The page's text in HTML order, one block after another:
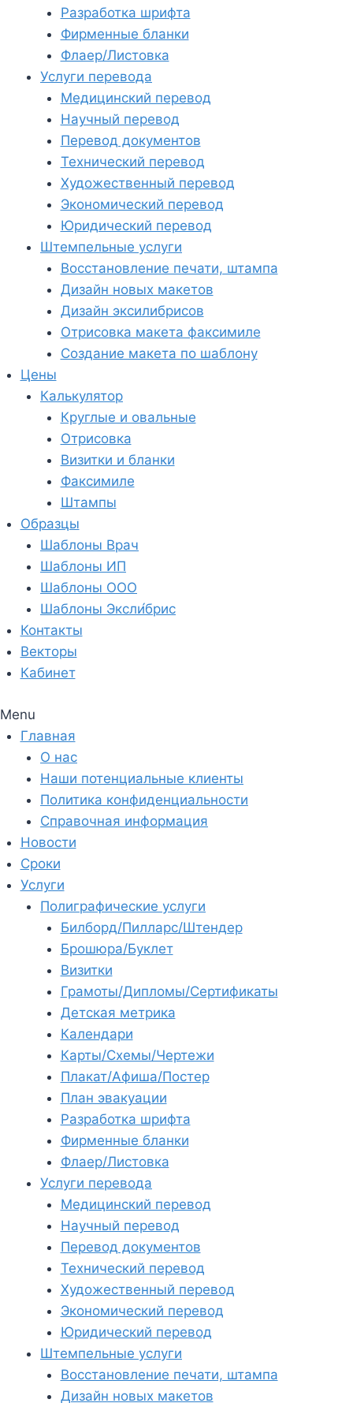
Разработка шрифта
Фирменные бланки
Флаер/Листовка
Услуги перевода
Медицинский перевод
Научный перевод
Перевод документов
Технический перевод
Художественный перевод
Экономический перевод
Юридический перевод
Штемпельные услуги
Восстановление печати, штампа
Дизайн новых макетов
Дизайн эксилибрисов
Отрисовка макета факсимиле
Создание макета по шаблону
Цены
Калькулятор
Круглые и овальные
Отрисовка
Визитки и бланки
Факсимиле
Штампы
Образцы
Шаблоны Врач
Шаблоны ИП
Шаблоны ООО
Шаблоны Эксли́брис
Контакты
Векторы
Кабинет
Menu
Главная
О нас
Наши потенциальные клиенты
Политика конфиденциальности
Справочная информация
Новости
Сроки
Услуги
Полиграфические услуги
Билборд/Пилларс/Штендер
Брошюра/Буклет
Визитки
Грамоты/Дипломы/Сертификаты
Детская метрика
Календари
Карты/Схемы/Чертежи
Плакат/Афиша/Постер
План эвакуации
Разработка шрифта
Фирменные бланки
Флаер/Листовка
Услуги перевода
Медицинский перевод
Научный перевод
Перевод документов
Технический перевод
Художественный перевод
Экономический перевод
Юридический перевод
Штемпельные услуги
Восстановление печати, штампа
Дизайн новых макетов